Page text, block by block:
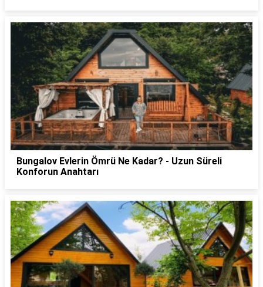
Bungalov Evlerin Ömrü Ne Kadar? - Uzun Süreli
Konforun Anahtarı